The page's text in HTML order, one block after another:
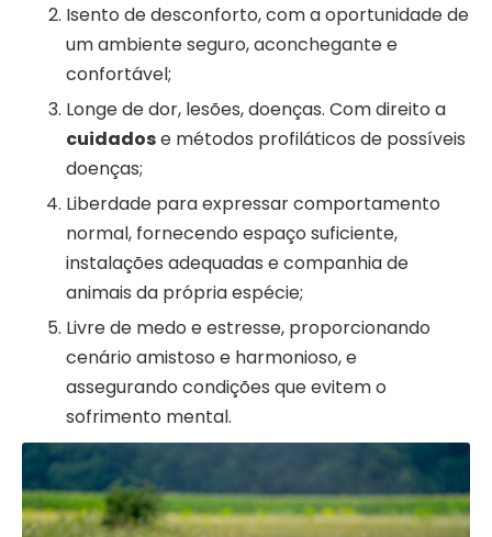
Isento de desconforto, com a oportunidade de
um ambiente seguro, aconchegante e
confortável;
Longe de dor, lesões, doenças. Com direito a
cuidadose métodos profiláticos de possíveis
doenças;
Liberdade para expressar comportamento
normal, fornecendo espaço suficiente,
instalações adequadas e companhia de
animais da própria espécie;
Livre de medo e estresse, proporcionando
cenário amistoso e harmonioso, e
assegurando condições que evitem o
sofrimento mental.